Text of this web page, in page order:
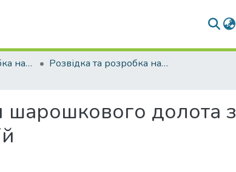
Розвідка та розробка нафтових і газових родовищ
Розвідка та розробка нафтових і газових родовищ - 2017 - №2
шарошкового долота з